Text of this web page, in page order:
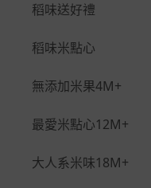
稻味送好禮
稻味米點心
無添加米果4M+
最愛米點心12M+
大人系米味18M+